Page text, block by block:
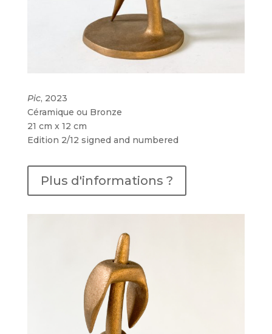
Pic, 2023
Céramique ou Bronze
21 cm x 12 cm
Edition 2/12 signed and numbered
Plus d'informations ?